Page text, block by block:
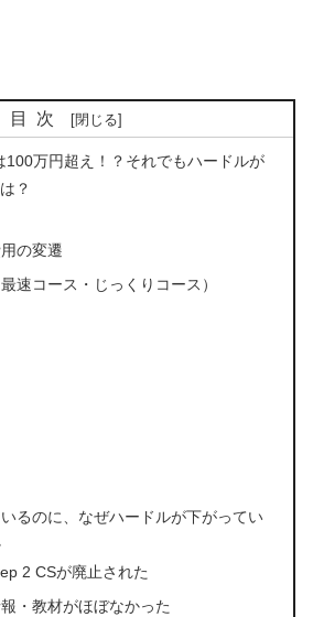
目次
100万円超え！？それでもハードルが
？
の変遷
速コース・じっくりコース）
るのに、なぜハードルが下がってい
2 CSが廃止された
・教材がほぼなかった